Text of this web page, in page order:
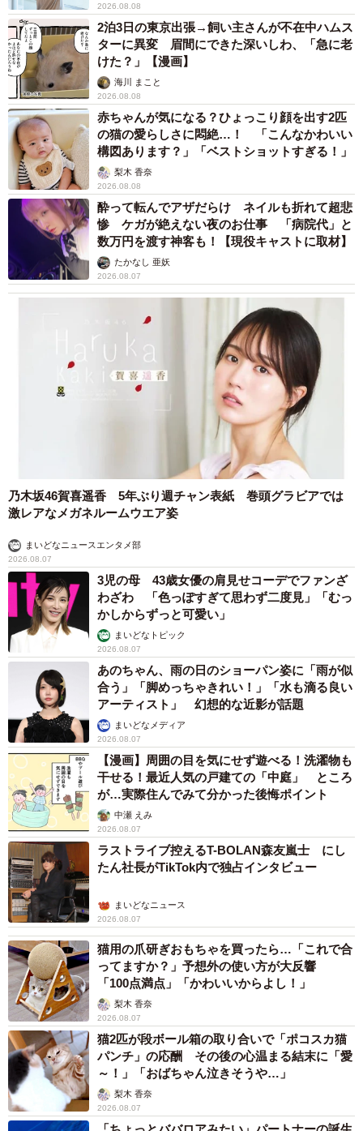
2026.08.08
2泊3日の東京出張→飼い主さんが不在中ハムス
ターに異変 眉間にできた深いしわ、「急に老
けた？」【漫画】
海川 まこと
2026.08.08
赤ちゃんが気になる？ひょっこり顔を出す2匹
の猫の愛らしさに悶絶…！ 「こんなかわいい
構図あります？」「ベストショットすぎる！」
梨木 香奈
2026.08.08
酔って転んでアザだらけ ネイルも折れて超悲
惨 ケガが絶えない夜のお仕事 「病院代」と
数万円を渡す神客も！【現役キャストに取材】
たかなし 亜妖
2026.08.07
乃木坂46賀喜遥香 5年ぶり週チャン表紙 巻頭グラビアでは
激レアなメガネルームウエア姿
まいどなニュースエンタメ部
2026.08.07
3児の母 43歳女優の肩見せコーデでファンざ
わざわ 「色っぽすぎて思わず二度見」「むっ
かしからずっと可愛い」
まいどなトピック
2026.08.07
あのちゃん、雨の日のショーパン姿に「雨が似
合う」「脚めっちゃきれい！」「水も滴る良い
アーティスト」 幻想的な近影が話題
まいどなメディア
2026.08.07
【漫画】周囲の目を気にせず遊べる！洗濯物も
干せる！最近人気の戸建ての「中庭」 ところ
が…実際住んでみて分かった後悔ポイント
中瀬 えみ
2026.08.07
ラストライブ控えるT-BOLAN森友嵐士 にし
たん社長がTikTok内で独占インタビュー
まいどなニュース
2026.08.07
猫用の爪研ぎおもちゃを買ったら…「これで合
ってますか？」予想外の使い方が大反響
「100点満点」「かわいいからよし！」
梨木 香奈
2026.08.07
猫2匹が段ボール箱の取り合いで「ポコスカ猫
パンチ」の応酬 その後の心温まる結末に「愛
～！」「おばちゃん泣きそうや…」
梨木 香奈
2026.08.07